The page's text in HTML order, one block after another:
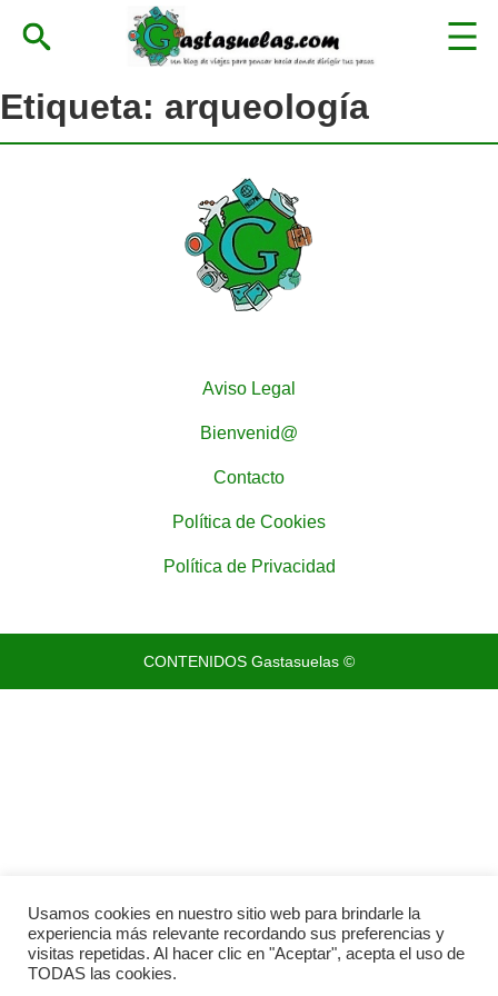
Etiqueta: arqueología
Aviso Legal
Bienvenid@
Contacto
Política de Cookies
Política de Privacidad
CONTENIDOS Gastasuelas ©
Usamos cookies en nuestro sitio web para brindarle la
experiencia más relevante recordando sus preferencias y
visitas repetidas. Al hacer clic en "Aceptar", acepta el uso de
TODAS las cookies.